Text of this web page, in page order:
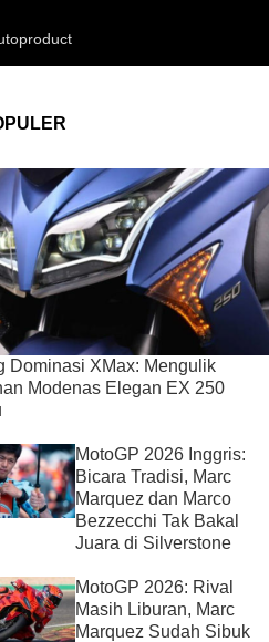
Dominasi XMax: Mengulik
Modenas Elegan EX 250
MotoGP 2026 Inggris:
Bicara Tradisi, Marc
Marquez dan Marco
Bezzecchi Tak Bakal
Juara di Silverstone
MotoGP 2026: Rival
Masih Liburan, Marc
Marquez Sudah Sibuk